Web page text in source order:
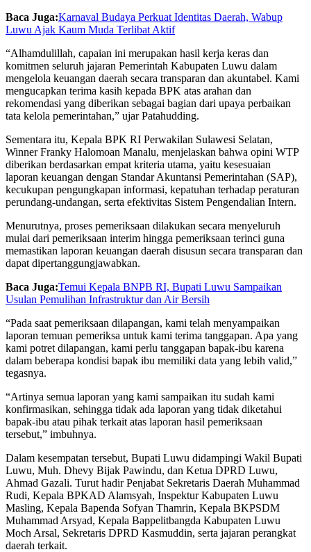
Baca Juga:Karnaval Budaya Perkuat Identitas Daerah, Wabup
Luwu Ajak Kaum Muda Terlibat Aktif
“Alhamdulillah, capaian ini merupakan hasil kerja keras dan
komitmen seluruh jajaran Pemerintah Kabupaten Luwu dalam
mengelola keuangan daerah secara transparan dan akuntabel. Kami
mengucapkan terima kasih kepada BPK atas arahan dan
rekomendasi yang diberikan sebagai bagian dari upaya perbaikan
tata kelola pemerintahan,” ujar Patahudding.
Sementara itu, Kepala BPK RI Perwakilan Sulawesi Selatan,
Winner Franky Halomoan Manalu, menjelaskan bahwa opini WTP
diberikan berdasarkan empat kriteria utama, yaitu kesesuaian
laporan keuangan dengan Standar Akuntansi Pemerintahan (SAP),
kecukupan pengungkapan informasi, kepatuhan terhadap peraturan
perundang-undangan, serta efektivitas Sistem Pengendalian Intern.
Menurutnya, proses pemeriksaan dilakukan secara menyeluruh
mulai dari pemeriksaan interim hingga pemeriksaan terinci guna
memastikan laporan keuangan daerah disusun secara transparan dan
dapat dipertanggungjawabkan.
Baca Juga:Temui Kepala BNPB RI, Bupati Luwu Sampaikan
Usulan Pemulihan Infrastruktur dan Air Bersih
“Pada saat pemeriksaan dilapangan, kami telah menyampaikan
laporan temuan pemeriksa untuk kami terima tanggapan. Apa yang
kami potret dilapangan, kami perlu tanggapan bapak-ibu karena
dalam beberapa kondisi bapak ibu memiliki data yang lebih valid,”
tegasnya.
“Artinya semua laporan yang kami sampaikan itu sudah kami
konfirmasikan, sehingga tidak ada laporan yang tidak diketahui
bapak-ibu atau pihak terkait atas laporan hasil pemeriksaan
tersebut,” imbuhnya.
Dalam kesempatan tersebut, Bupati Luwu didampingi Wakil Bupati
Luwu, Muh. Dhevy Bijak Pawindu, dan Ketua DPRD Luwu,
Ahmad Gazali. Turut hadir Penjabat Sekretaris Daerah Muhammad
Rudi, Kepala BPKAD Alamsyah, Inspektur Kabupaten Luwu
Masling, Kepala Bapenda Sofyan Thamrin, Kepala BKPSDM
Muhammad Arsyad, Kepala Bappelitbangda Kabupaten Luwu
Moch Arsal, Sekretaris DPRD Kasmuddin, serta jajaran perangkat
daerah terkait.